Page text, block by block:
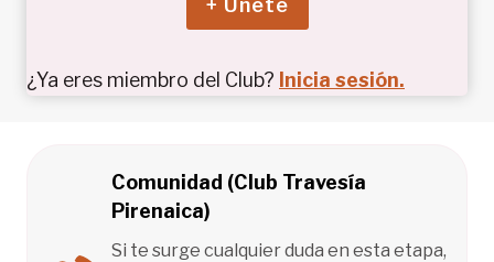
+ Únete
¿Ya eres miembro del Club? Inicia sesión.
Comunidad (Club Travesía
Pirenaica)
Si te surge cualquier duda en esta etapa,